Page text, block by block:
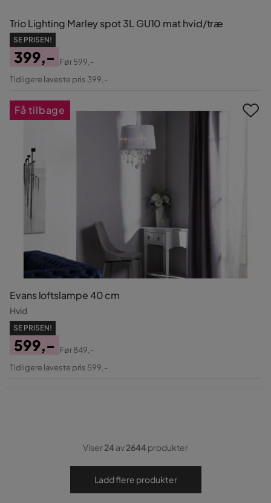
Trio Lighting Marley spot 3L GU10 mat hvid/træ
SE PRISEN!
Pris
399,-
Original
Før599,-
Tidligere laveste pris 399,-
Evans loftslampe 40 cm
Hvid
SE PRISEN!
Pris
599,-
Original
Før849,-
Tidligere laveste pris 599,-
Få tilbage
Viser24av2644produkter
Ladd flere produkter